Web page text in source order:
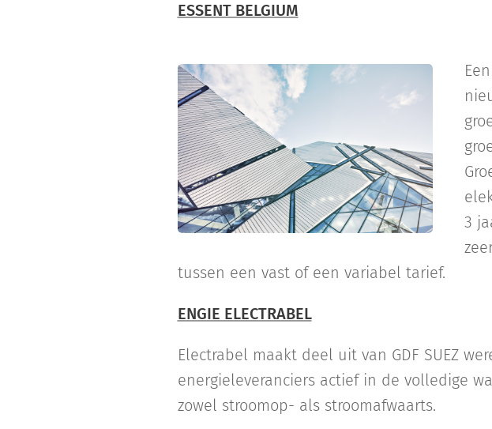
ESSENT BELGIUM
3
tussen een vast of een variabel tarief.
ENGIE ELECTRABEL
Electrabel maakt deel uit van GDF SUEZ
energieleveranciers actief in de volledige
zowel stroomop- als stroomafwaarts.